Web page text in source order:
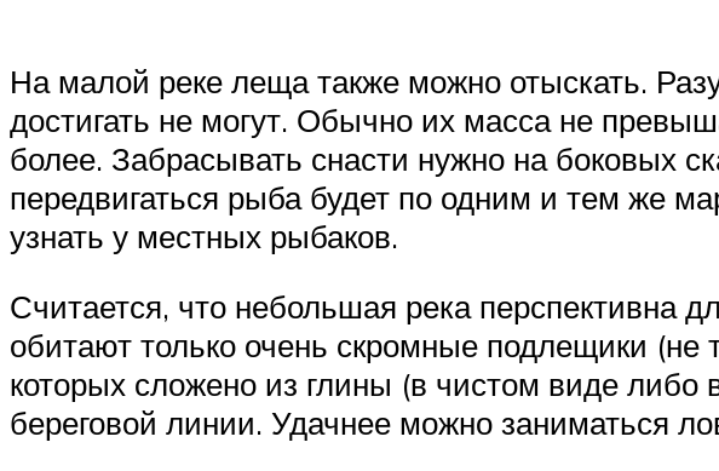
На малой реке леща также можно отыскать.
достигать не могут. Обычно их масса не
более. Забрасывать снасти нужно на боковых
передвигаться рыба будет по одним и тем же
узнать у местных рыбаков.
Считается, что небольшая река перспективна
обитают только очень скромные подлещики
которых сложено из глины (в чистом виде
береговой линии. Удачнее можно заниматься